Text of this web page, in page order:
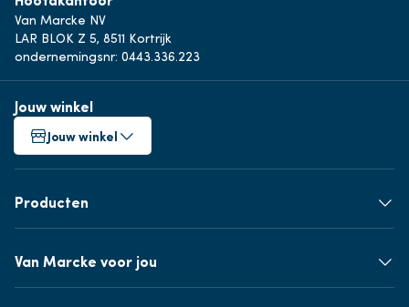
Van Marcke NV
LAR BLOK Z 5, 8511 Kortrijk
ondernemingsnr: 0443.336.223
Jouw winkel
Jouw winkel
Producten
Van Marcke voor jou